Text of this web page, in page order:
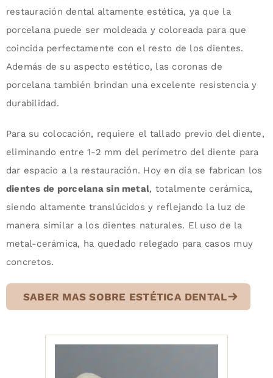
restauración dental altamente estética, ya que la
porcelana puede ser moldeada y coloreada para que
coincida perfectamente con el resto de los dientes.
Además de su aspecto estético, las coronas de
porcelana también brindan una excelente resistencia y
durabilidad.
Para su colocación, requiere el tallado previo del diente,
eliminando entre 1-2 mm del perímetro del diente para
dar espacio a la restauración. Hoy en día se fabrican los
dientes de porcelana sin metal, totalmente cerámica,
siendo altamente translúcidos y reflejando la luz de
manera similar a los dientes naturales. El uso de la
metal-cerámica, ha quedado relegado para casos muy
concretos.
SABER MAS SOBRE ESTÉTICA DENTAL